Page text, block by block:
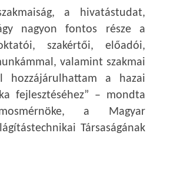
a hivatástudat,
nagyon fontos része a
szakértői, előadói,
valamint szakmai
hozzájárulhattam a hazai
fejlesztéséhez” – mondta
a Magyar
Társaságának